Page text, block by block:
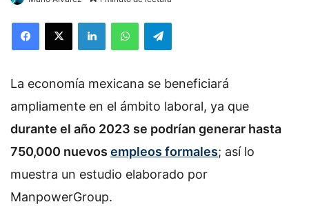
La economía mexicana se beneficiará
ampliamente en el ámbito laboral, ya que
durante el año 2023 se podrían generar hasta
750,000 nuevos empleos formales; así lo
muestra un estudio elaborado por
ManpowerGroup.